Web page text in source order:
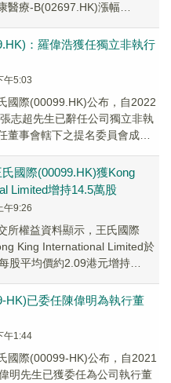
醫療-B(02697.HK)漲幅
：羅偉浩獲任獨立非執行
午5:03
國際(00099.HK)公布，自2022
志超先生已辭任公司獨立非執
董事會轄下之提名委員會成
氏國際(00099.HK)獲Kong
Limited增持14.5萬股
午9:26
所權益資料顯示，王氏國際
King International Limited於
股平均價約2.09港元增持
HK)已委任陳偉明為執行董
午1:44
國際(00099-HK)公布，自2021
明先生已獲委任為公司執行董